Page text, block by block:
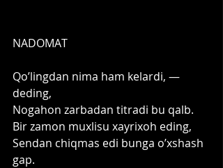
NАDOMАT
Qoʼlingdan nima ham kelardi, —
deding,
Nogahon zarbadan titradi bu qalb.
Bir zamon muxlisu xayrixoh eding,
Sendan chiqmas edi bunga oʼxshash
gap.